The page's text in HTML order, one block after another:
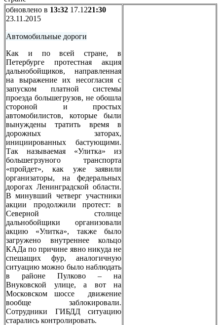
обновлено в 13:32 17.1221:30
23.11.2015
Автомобильные дороги
Как и по всей стране, в
Петербурге протестная акция
дальнобойщиков, направленная
на выражение их несогласия с
запуском платной системы
проезда большегрузов, не обошла
стороной и простых
автомобилистов, которые были
вынуждены тратить время в
дорожных заторах,
инициированных бастующими.
Так называемая «Улитка» из
большегрзуного транспорта
«пройдет», как уже заявили
организаторы, на федеральных
дорогах Ленинградской области.
В минувший четверг участники
акции продолжили протест: в
Северной столице
дальнобойщики организовали
акцию «Улитка», также было
загружено внутреннее кольцо
КАДа по причине явно никуда не
спешащих фур, аналогичную
ситуацию можно было наблюдать
в районе Пулково – на
Внуковской улице, а вот на
Московском шоссе движение
вообще заблокировали.
Сотрудники ГИБДД ситуацию
старались контролировать.